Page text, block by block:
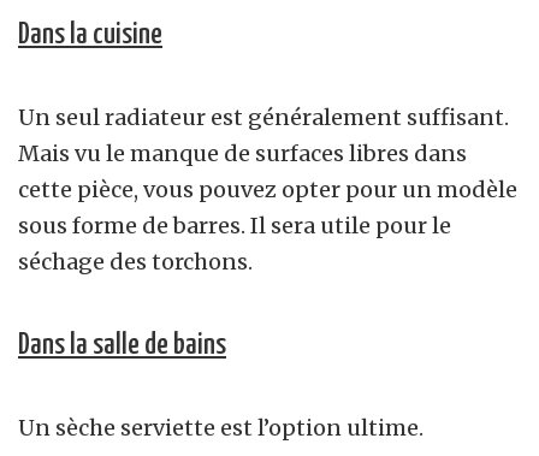
Dans la cuisine
Un seul radiateur est généralement suffisant.
Mais vu le manque de surfaces libres dans
cette pièce, vous pouvez opter pour un modèle
sous forme de barres. Il sera utile pour le
séchage des torchons.
Dans la salle de bains
Un sèche serviette est l’option ultime.